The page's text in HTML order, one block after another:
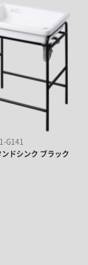
G141
ドシンク ブラック